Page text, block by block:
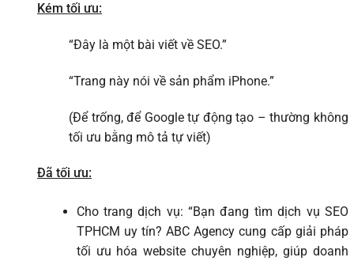
Kém tối ưu:
“Đây là một bài viết về SEO.”
“Trang này nói về sản phẩm iPhone.”
(Để trống, để Google tự động tạo – thường không
tối ưu bằng mô tả tự viết)
Đã tối ưu:
Cho trang dịch vụ: “Bạn đang tìm dịch vụ SEO
TPHCM uy tín? ABC Agency cung cấp giải pháp
tối ưu hóa website chuyên nghiệp, giúp doanh